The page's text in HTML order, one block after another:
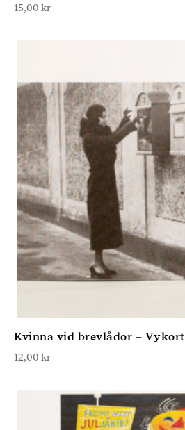
15,00 kr
Kvinna vid brevlådor – Vykort
12,00 kr